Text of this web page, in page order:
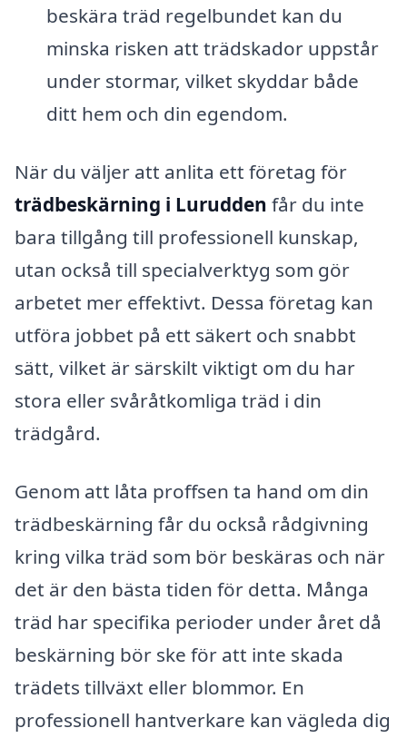
beskära träd regelbundet kan du
minska risken att trädskador uppstår
under stormar, vilket skyddar både
ditt hem och din egendom.
När du väljer att anlita ett företag för
trädbeskärning i Lurudden får du inte
bara tillgång till professionell kunskap,
utan också till specialverktyg som gör
arbetet mer effektivt. Dessa företag kan
utföra jobbet på ett säkert och snabbt
sätt, vilket är särskilt viktigt om du har
stora eller svåråtkomliga träd i din
trädgård.
Genom att låta proffsen ta hand om din
trädbeskärning får du också rådgivning
kring vilka träd som bör beskäras och när
det är den bästa tiden för detta. Många
träd har specifika perioder under året då
beskärning bör ske för att inte skada
trädets tillväxt eller blommor. En
professionell hantverkare kan vägleda dig